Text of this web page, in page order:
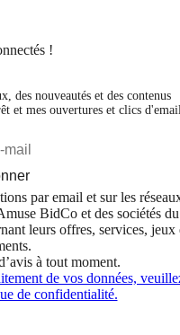
!
des nouveautés et des contenus
et mes ouvertures et clics
par email et sur les
BidCo et des sociétés du
leurs offres, services, jeux
à tout moment.
de vos données,
de confidentialité.